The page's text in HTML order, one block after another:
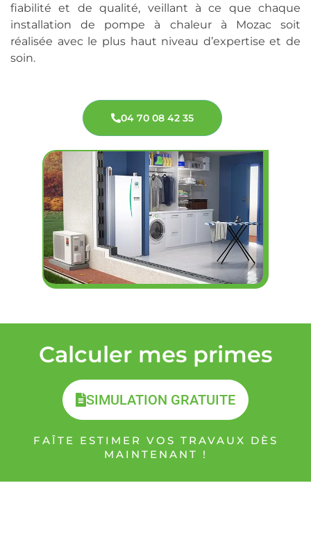
fiabilité et de qualité, veillant à ce que chaque
installation de pompe à chaleur à Mozac soit
réalisée avec le plus haut niveau d’expertise et de
soin.
04 70 08 42 35
Calculer mes primes
SIMULATION GRATUITE
FAÎTE ESTIMER VOS TRAVAUX DÈS
MAINTENANT !